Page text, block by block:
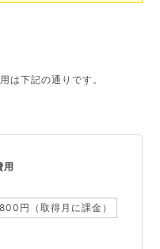
は下記の通りです。
用
円（取得月に課金）